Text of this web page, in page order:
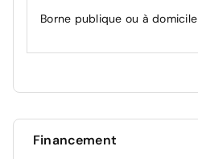
Borne publique ou à domicile
Financement